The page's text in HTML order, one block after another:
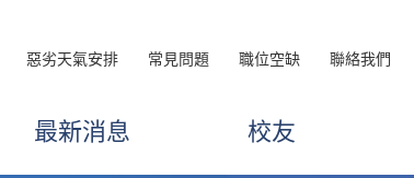
惡劣天氣安排 常見問題 職位空缺 聯絡我們
最新消息 校友